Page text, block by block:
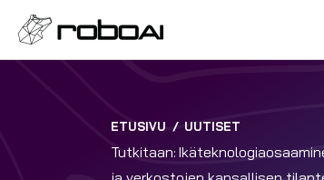
ETUSIVU / UUTISET
Tutkitaan: